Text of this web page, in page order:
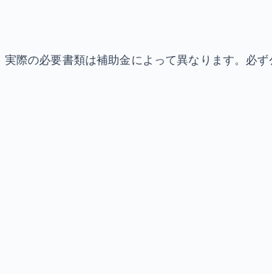
際の必要書類は補助金によって異なります。必